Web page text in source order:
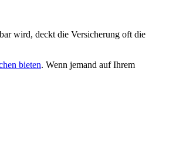
wird, deckt die Versicherung oft die
bieten. Wenn jemand auf Ihrem